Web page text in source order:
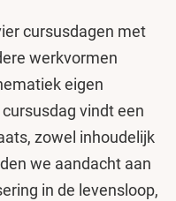
cursusdagen met
werkvormen
eigen
vindt een
zowel inhoudelijk
we aandacht aan
in de levensloop,